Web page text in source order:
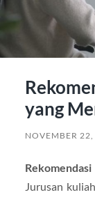
yang
NOVEMBER
Jurusan